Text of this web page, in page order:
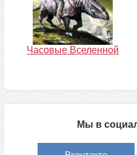
Часовые Вселенной
Мы в